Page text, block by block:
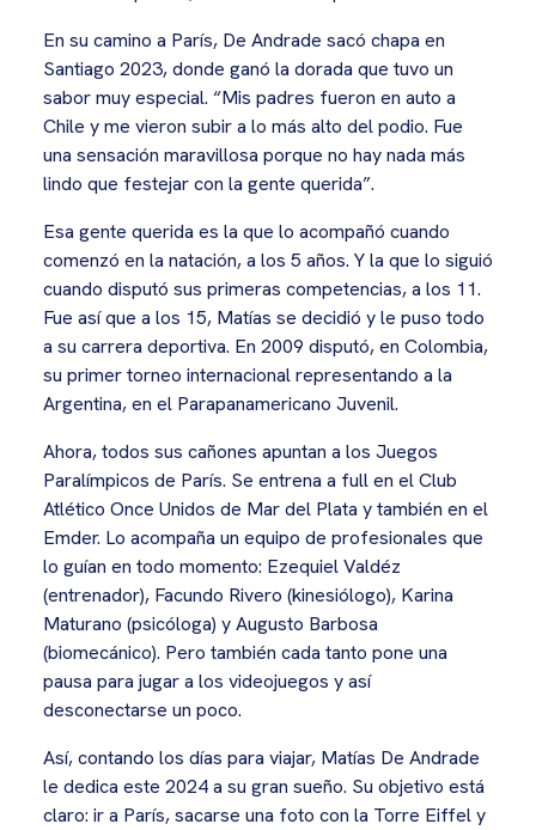
En su camino a París, De Andrade sacó chapa en
Santiago 2023, donde ganó la dorada que tuvo un
sabor muy especial. “Mis padres fueron en auto a
Chile y me vieron subir a lo más alto del podio. Fue
una sensación maravillosa porque no hay nada más
lindo que festejar con la gente querida”.
Esa gente querida es la que lo acompañó cuando
comenzó en la natación, a los 5 años. Y la que lo siguió
cuando disputó sus primeras competencias, a los 11.
Fue así que a los 15, Matías se decidió y le puso todo
a su carrera deportiva. En 2009 disputó, en Colombia,
su primer torneo internacional representando a la
Argentina, en el Parapanamericano Juvenil.
Ahora, todos sus cañones apuntan a los Juegos
Paralímpicos de París. Se entrena a full en el Club
Atlético Once Unidos de Mar del Plata y también en el
Emder. Lo acompaña un equipo de profesionales que
lo guían en todo momento: Ezequiel Valdéz
(entrenador), Facundo Rivero (kinesiólogo), Karina
Maturano (psicóloga) y Augusto Barbosa
(biomecánico). Pero también cada tanto pone una
pausa para jugar a los videojuegos y así
desconectarse un poco.
Así, contando los días para viajar, Matías De Andrade
le dedica este 2024 a su gran sueño. Su objetivo está
claro: ir a París, sacarse una foto con la Torre Eiffel y